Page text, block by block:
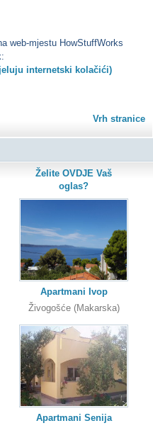
web-mjestu HowStuffWorks
internetski kolačići)
Vrh stranice
Želite OVDJE Vaš
oglas?
Apartmani Ivop
Živogošće (Makarska)
Apartmani Senija